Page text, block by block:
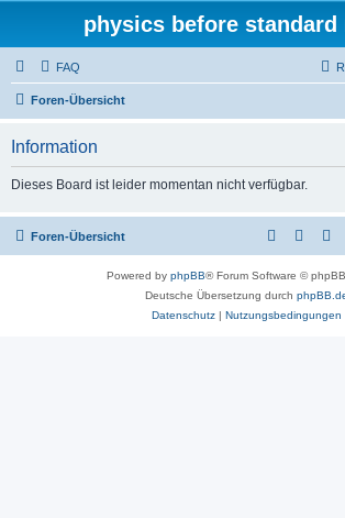
physics before standard
FAQ
Foren-Übersicht
Information
Dieses Board ist leider momentan nicht verfügbar.
Foren-Übersicht
Powered by phpBB® Forum Software ©
Deutsche Übersetzung durch
Datenschutz| Nutzungsbedingungen